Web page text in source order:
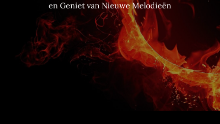
en Geniet van Nieuwe Melodieën